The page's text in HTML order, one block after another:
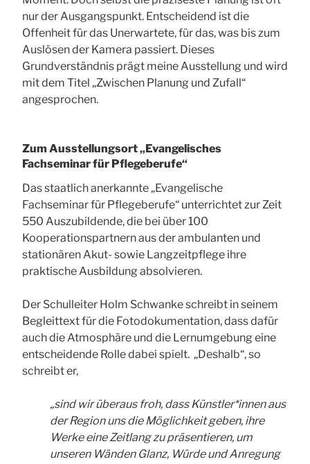
nur der Ausgangspunkt. Entscheidend ist die
Offenheit für das Unerwartete, für das, was bis zum
Auslösen der Kamera passiert. Dieses
Grundverständnis prägt meine Ausstellung und wird
mit dem Titel „Zwischen Planung und Zufall“
angesprochen.
Zum Ausstellungsort „Evangelisches
Fachseminar für Pflegeberufe“
Das staatlich anerkannte „Evangelische
Fachseminar für Pflegeberufe“ unterrichtet zur Zeit
550 Auszubildende, die bei über 100
Kooperationspartnern aus der ambulanten und
stationären Akut- sowie Langzeitpflege ihre
praktische Ausbildung absolvieren.
Der Schulleiter Holm Schwanke schreibt in seinem
Begleittext für die Fotodokumentation, dass dafür
auch die Atmosphäre und die Lernumgebung eine
entscheidende Rolle dabei spielt. „Deshalb“, so
schreibt er,
„sind wir überaus froh, dass Künstler*innen aus
der Region uns die Möglichkeit geben, ihre
Werke eine Zeitlang zu präsentieren, um
unseren Wänden Glanz, Würde und Anregung